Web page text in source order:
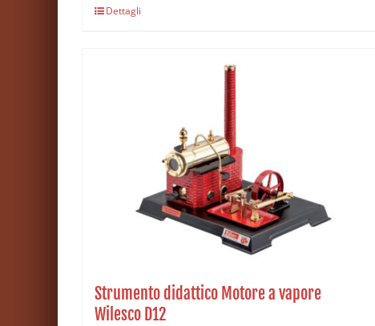
Dettagli
Strumento didattico Motore a vapore
Wilesco D12